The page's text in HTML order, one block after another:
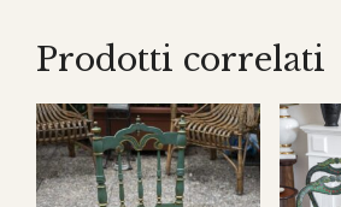
Prodotti correlati